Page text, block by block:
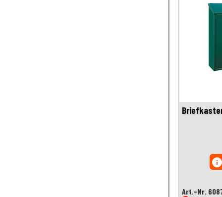
Art.-Nr.